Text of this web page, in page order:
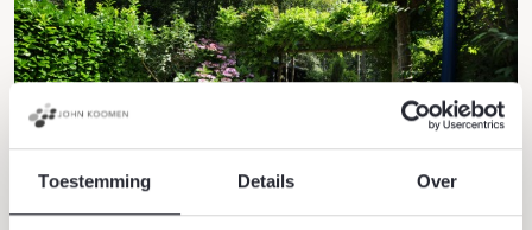
Toestemming Details Over